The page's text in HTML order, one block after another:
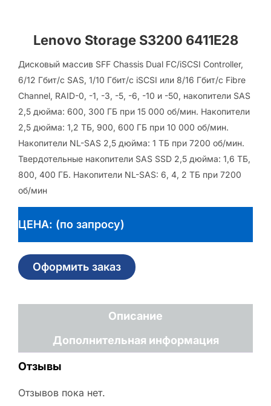
Lenovo Storage S3200 6411E28
Дисковый массив SFF Chassis Dual FC/iSCSI Controller,
6/12 Гбит/с SAS, 1/10 Гбит/с iSCSI или 8/16 Гбит/с Fibre
Channel, RAID-0, -1, -3, -5, -6, -10 и -50, накопители SAS
2,5 дюйма: 600, 300 ГБ при 15 000 об/мин. Накопители
2,5 дюйма: 1,2 ТБ, 900, 600 ГБ при 10 000 об/мин.
Накопители NL-SAS 2,5 дюйма: 1 ТБ при 7200 об/мин.
Твердотельные накопители SAS SSD 2,5 дюйма: 1,6 ТБ,
800, 400 ГБ. Накопители NL-SAS: 6, 4, 2 ТБ при 7200
об/мин
ЦЕНА: (по запросу)
Оформить заказ
Описание
Дополнительная информация
Отзывы
Отзывов пока нет.